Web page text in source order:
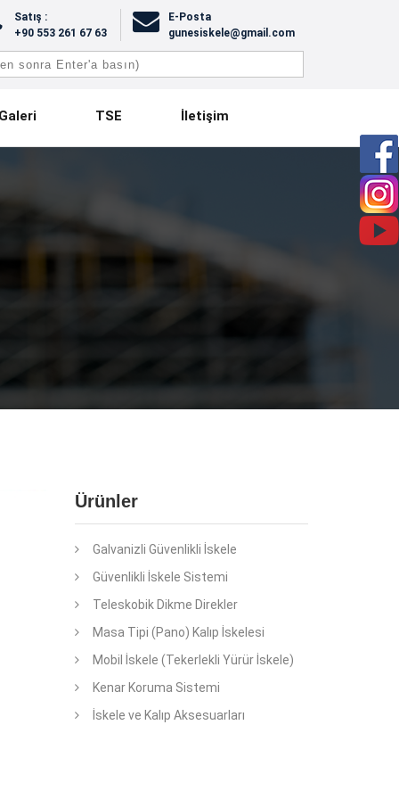
Satış :
+90 553 261 67 63
E-Posta
gunesiskele@gmail.com
Galeri TSE İletişim
Ürünler
Galvanizli Güvenlikli İskele
Güvenlikli İskele Sistemi
Teleskobik Dikme Direkler
Masa Tipi (Pano) Kalıp İskelesi
Mobil İskele (Tekerlekli Yürür İskele)
Kenar Koruma Sistemi
İskele ve Kalıp Aksesuarları